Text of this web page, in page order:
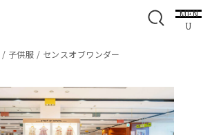
MEN
U
/ 子供服 / センスオブワンダー